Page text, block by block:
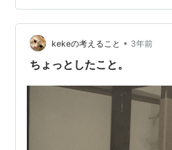
kekeの考えること • 3年前
ちょっとしたこと。